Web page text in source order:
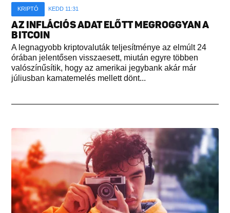
KRIPTÓ KEDD 11:31
AZ INFLÁCIÓS ADAT ELŐTT MEGROGGYAN A
BITCOIN
A legnagyobb kriptovaluták teljesítménye az elmúlt 24
órában jelentősen visszaesett, miután egyre többen
valószínűsítik, hogy az amerikai jegybank akár már
júliusban kamatemelés mellett dönt...